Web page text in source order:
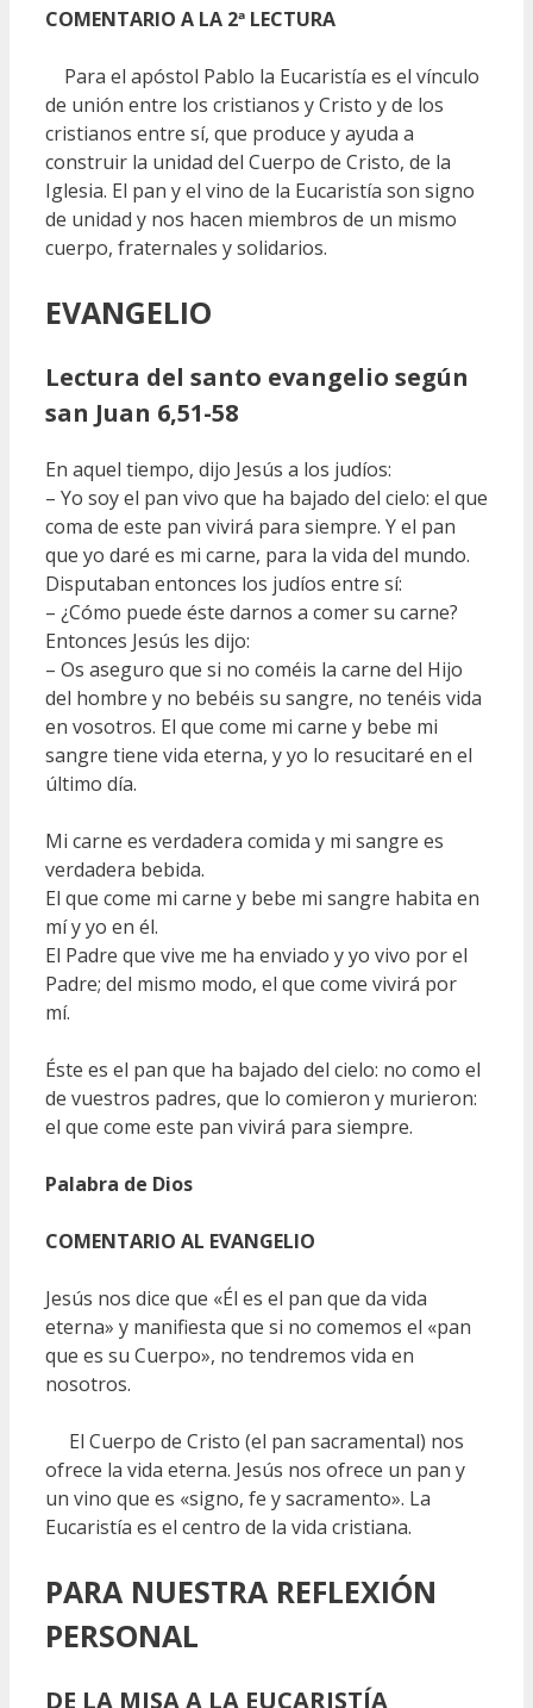
COMENTARIO A LA 2ª LECTURA
Para el apóstol Pablo la Eucaristía es el vínculo
de unión entre los cristianos y Cristo y de los
cristianos entre sí, que produce y ayuda a
construir la unidad del Cuerpo de Cristo, de la
Iglesia. El pan y el vino de la Eucaristía son signo
de unidad y nos hacen miembros de un mismo
cuerpo, fraternales y solidarios.
EVANGELIO
Lectura del santo evangelio según
san Juan 6,51-58
En aquel tiempo, dijo Jesús a los judíos:
– Yo soy el pan vivo que ha bajado del cielo: el que
coma de este pan vivirá para siempre. Y el pan
que yo daré es mi carne, para la vida del mundo.
Disputaban entonces los judíos entre sí:
– ¿Cómo puede éste darnos a comer su carne?
Entonces Jesús les dijo:
– Os aseguro que si no coméis la carne del Hijo
del hombre y no bebéis su sangre, no tenéis vida
en vosotros. El que come mi carne y bebe mi
sangre tiene vida eterna, y yo lo resucitaré en el
último día.
Mi carne es verdadera comida y mi sangre es
verdadera bebida.
El que come mi carne y bebe mi sangre habita en
mí y yo en él.
El Padre que vive me ha enviado y yo vivo por el
Padre; del mismo modo, el que come vivirá por
mí.
Éste es el pan que ha bajado del cielo: no como el
de vuestros padres, que lo comieron y murieron:
el que come este pan vivirá para siempre.
Palabra de Dios
COMENTARIO AL EVANGELIO
Jesús nos dice que «Él es el pan que da vida
eterna» y manifiesta que si no comemos el «pan
que es su Cuerpo», no tendremos vida en
nosotros.
El Cuerpo de Cristo (el pan sacramental) nos
ofrece la vida eterna. Jesús nos ofrece un pan y
un vino que es «signo, fe y sacramento». La
Eucaristía es el centro de la vida cristiana.
PARA NUESTRA REFLEXIÓN
PERSONAL
DE LA MISA A LA EUCARISTÍA